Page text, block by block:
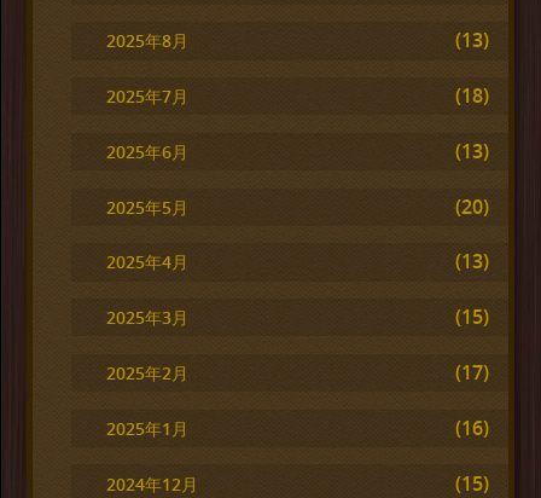
2025年8月 (13)
2025年7月 (18)
2025年6月 (13)
2025年5月 (20)
2025年4月 (13)
2025年3月 (15)
2025年2月 (17)
2025年1月 (16)
2024年12月 (15)